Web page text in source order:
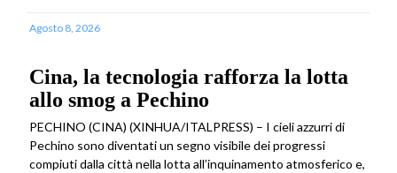
Agosto 8, 2026
Cina, la tecnologia rafforza la lotta
allo smog a Pechino
PECHINO (CINA) (XINHUA/ITALPRESS) – I cieli azzurri di
Pechino sono diventati un segno visibile dei progressi
compiuti dalla città nella lotta all’inquinamento atmosferico e,